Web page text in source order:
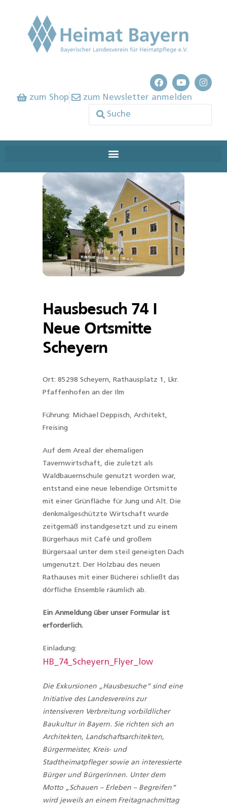
zum Shop zum Newsletter anmelden
Hausbesuch 74 I
Neue Ortsmitte
Scheyern
Ort: 85298 Scheyern, Rathausplatz 1, Lkr.
Pfaffenhofen an der Ilm
Führung: Michael Deppisch, Architekt,
Freising
Auf dem Areal der ehemaligen
Tavernwirtschaft, die zuletzt als
Waldbauernschule genutzt worden war,
entstand eine neue lebendige Ortsmitte
mit einer Grünfläche für Jung und Alt. Die
denkmalgeschützte Wirtschaft wurde
zeitgemäß instandgesetzt und zu einem
Bürgerhaus mit Café und großem
Bürgersaal unter dem steil geneigten Dach
umgenutzt. Der Holzbau des neuen
Rathauses mit einer Bücherei schließt das
dörfliche Ensemble räumlich ab.
Ein Anmeldung über unser Formular ist
erforderlich.
Einladung:
HB_74_Scheyern_Flyer_low
Die Exkursionen „Hausbesuche“ sind eine
Initiative des Landesvereins zur
intensiveren Verbreitung vorbildlicher
Baukultur in Bayern. Sie richten sich an
Architekten, Landschaftsarchitekten,
Bürgermeister, Kreis- und
Stadtheimatpfleger sowie an interessierte
Bürger und Bürgerinnen. Unter dem
Motto „Schauen – Erleben – Begreifen“
wird jeweils an einem Freitagnachmittag